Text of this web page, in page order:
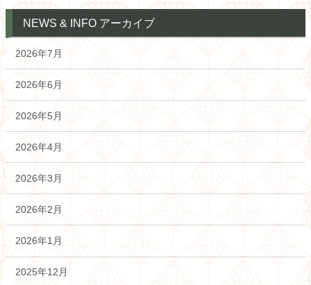
NEWS & INFO アーカイブ
2026年7月
2026年6月
2026年5月
2026年4月
2026年3月
2026年2月
2026年1月
2025年12月